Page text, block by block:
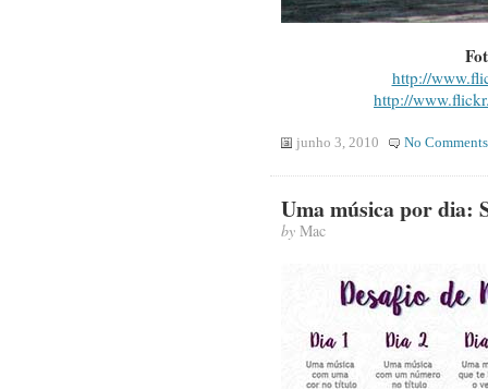
http://
http://
junho 3, 2010 No Comments
Uma música por dia:
byMac